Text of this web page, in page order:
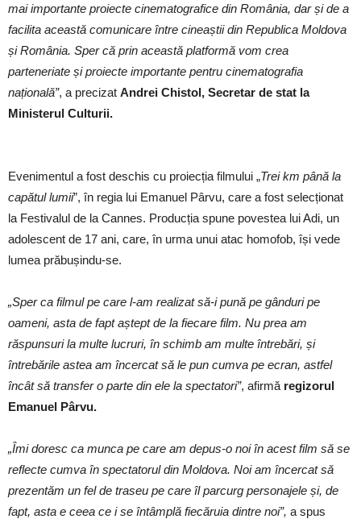
mai importante proiecte cinematografice din România, dar și de a
facilita această comunicare între cineaștii din Republica Moldova
și România. Sper că prin această platformă vom crea
parteneriate și proiecte importante pentru cinematografia
națională”, a precizat Andrei Chistol, Secretar de stat la
Ministerul Culturii.
Evenimentul a fost deschis cu proiecția filmului „Trei km până la
capătul lumii”, în regia lui Emanuel Pârvu, care a fost selecționat
la Festivalul de la Cannes. Producția spune povestea lui Adi, un
adolescent de 17 ani, care, în urma unui atac homofob, își vede
lumea prăbușindu-se.
„Sper ca filmul pe care l-am realizat să-i pună pe gânduri pe
oameni, asta de fapt aștept de la fiecare film. Nu prea am
răspunsuri la multe lucruri, în schimb am multe întrebări, și
întrebările astea am încercat să le pun cumva pe ecran, astfel
încât să transfer o parte din ele la spectatori”, afirmă regizorul
Emanuel Pârvu.
„Îmi doresc ca munca pe care am depus-o noi în acest film să se
reflecte cumva în spectatorul din Moldova. Noi am încercat să
prezentăm un fel de traseu pe care îl parcurg personajele și, de
fapt, asta e ceea ce i se întâmplă fiecăruia dintre noi”, a spus